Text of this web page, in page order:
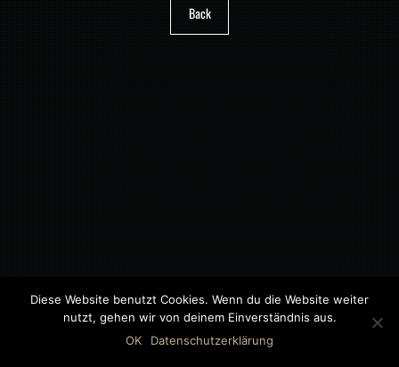
Back
©2018 MWB – MOTORWAGEN BERNAU GMBH
Diese Website benutzt Cookies. Wenn du die Website weiter
nutzt, gehen wir von deinem Einverständnis aus.
OK
Datenschutzerklärung